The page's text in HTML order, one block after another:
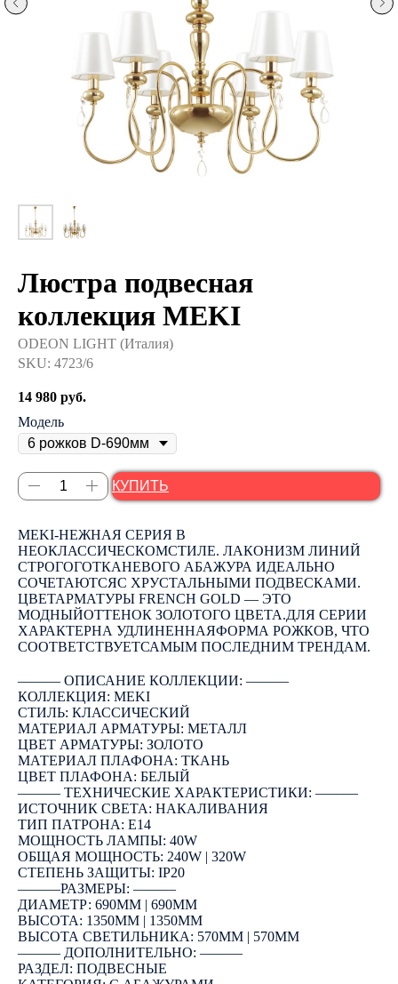
Люстра подвесная
коллекция MEKI
ODEON LIGHT (Италия)
SKU: 4723/6
14 980 руб.
Модель
КУПИТЬ
MEKI-НЕЖНАЯ СЕРИЯ В
НЕОКЛАССИЧЕСКОМСТИЛЕ. ЛАКОНИЗМ ЛИНИЙ
СТРОГОГОТКАНЕВОГО АБАЖУРА ИДЕАЛЬНО
СОЧЕТАЮТСЯС ХРУСТАЛЬНЫМИ ПОДВЕСКАМИ.
ЦВЕТАРМАТУРЫ FRENCH GOLD — ЭТО
МОДНЫЙОТТЕНОК ЗОЛОТОГО ЦВЕТА.ДЛЯ СЕРИИ
ХАРАКТЕРНА УДЛИНЕННАЯФОРМА РОЖКОВ, ЧТО
СООТВЕТСТВУЕТСАМЫМ ПОСЛЕДНИМ ТРЕНДАМ.
――― ОПИСАНИЕ КОЛЛЕКЦИИ: ―――
КОЛЛЕКЦИЯ: MEKI
СТИЛЬ: КЛАССИЧЕСКИЙ
МАТЕРИАЛ АРМАТУРЫ: МЕТАЛЛ
ЦВЕТ АРМАТУРЫ: ЗОЛОТО
МАТЕРИАЛ ПЛАФОНА: ТКАНЬ
ЦВЕТ ПЛАФОНА: БЕЛЫЙ
――― ТЕХНИЧЕСКИЕ ХАРАКТЕРИСТИКИ: ―――
ИСТОЧНИК СВЕТА: НАКАЛИВАНИЯ
ТИП ПАТРОНА: E14
МОЩНОСТЬ ЛАМПЫ: 40W
ОБЩАЯ МОЩНОСТЬ: 240W | 320W
СТЕПЕНЬ ЗАЩИТЫ: IP20
―――РАЗМЕРЫ: ―――
ДИАМЕТР: 690ММ | 690ММ
ВЫСОТА: 1350ММ | 1350ММ
ВЫСОТА СВЕТИЛЬНИКА: 570ММ | 570ММ
――― ДОПОЛНИТЕЛЬНО: ―――
РАЗДЕЛ: ПОДВЕСНЫЕ